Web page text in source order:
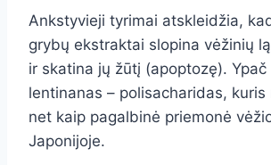
Ankstyvieji tyrimai atskleidžia,
grybų ekstraktai slopina vėžinių
ir skatina jų žūtį (apoptozę). Ypač
lentinanas – polisacharidas, kuris
net kaip pagalbinė priemonė
Japonijoje.